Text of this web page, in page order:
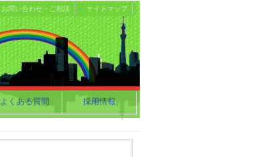
お問い合わせ・ご相談 サイトマップ
よくある質問 採用情報